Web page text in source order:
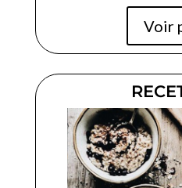
Voir